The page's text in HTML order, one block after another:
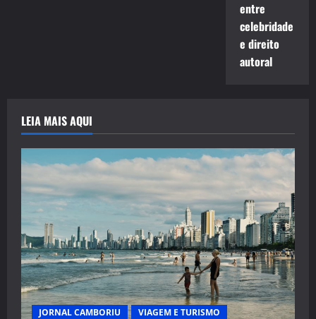
entre
celebridade
e direito
autoral
LEIA MAIS AQUI
JORNAL CAMBORIU VIAGEM E TURISMO